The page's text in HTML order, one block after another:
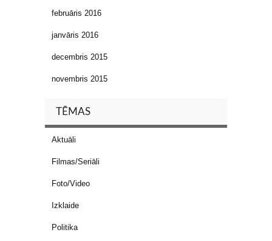
februāris 2016
janvāris 2016
decembris 2015
novembris 2015
TĒMAS
Aktuāli
Filmas/Seriāli
Foto/Video
Izklaide
Politika